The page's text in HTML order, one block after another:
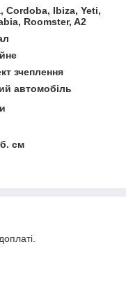
Cordoba, Ibiza, Yeti,
Roomster, A2
зчеплення
автомобіль
cм